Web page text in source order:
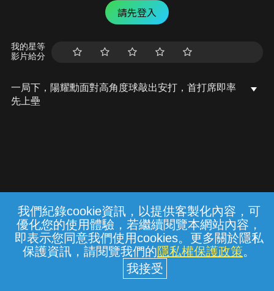
我們紀錄cookie資訊，以提供客製化內容，可
優化您的使用體驗，若繼續閱覽本網站內容，
即表示您同意我們使用cookies。更多關於隱私
保護資訊，請閱覽我們的隱私權保護政策。
請先登入
我的星等
影片給分
一局下，陽耀勳面對高角度球敲出安打，首打席即率
先上壘
常見問題 線上客服 服務條款 隱私權保護
中華電信股份有限公司個人家庭分公司
(統一編號：96979949) © 2026
{{notifyMsg}}